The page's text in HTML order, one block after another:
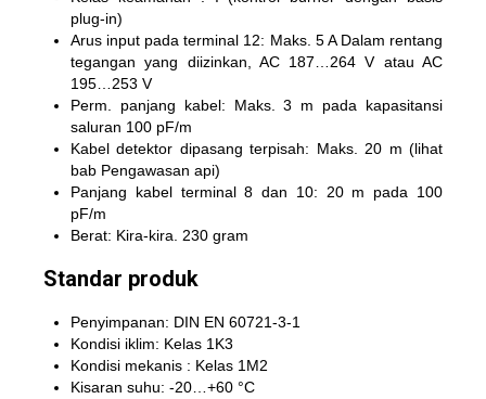
plug-in)
Arus input pada terminal 12: Maks. 5 A Dalam rentang
tegangan yang diizinkan, AC 187…264 V atau AC
195…253 V
Perm. panjang kabel: Maks. 3 m pada kapasitansi
saluran 100 pF/m
Kabel detektor dipasang terpisah: Maks. 20 m (lihat
bab Pengawasan api)
Panjang kabel terminal 8 dan 10: 20 m pada 100
pF/m
Berat: Kira-kira. 230 gram
Standar produk
Penyimpanan: DIN EN 60721-3-1
Kondisi iklim: Kelas 1K3
Kondisi mekanis : Kelas 1M2
Kisaran suhu: -20…+60 °C